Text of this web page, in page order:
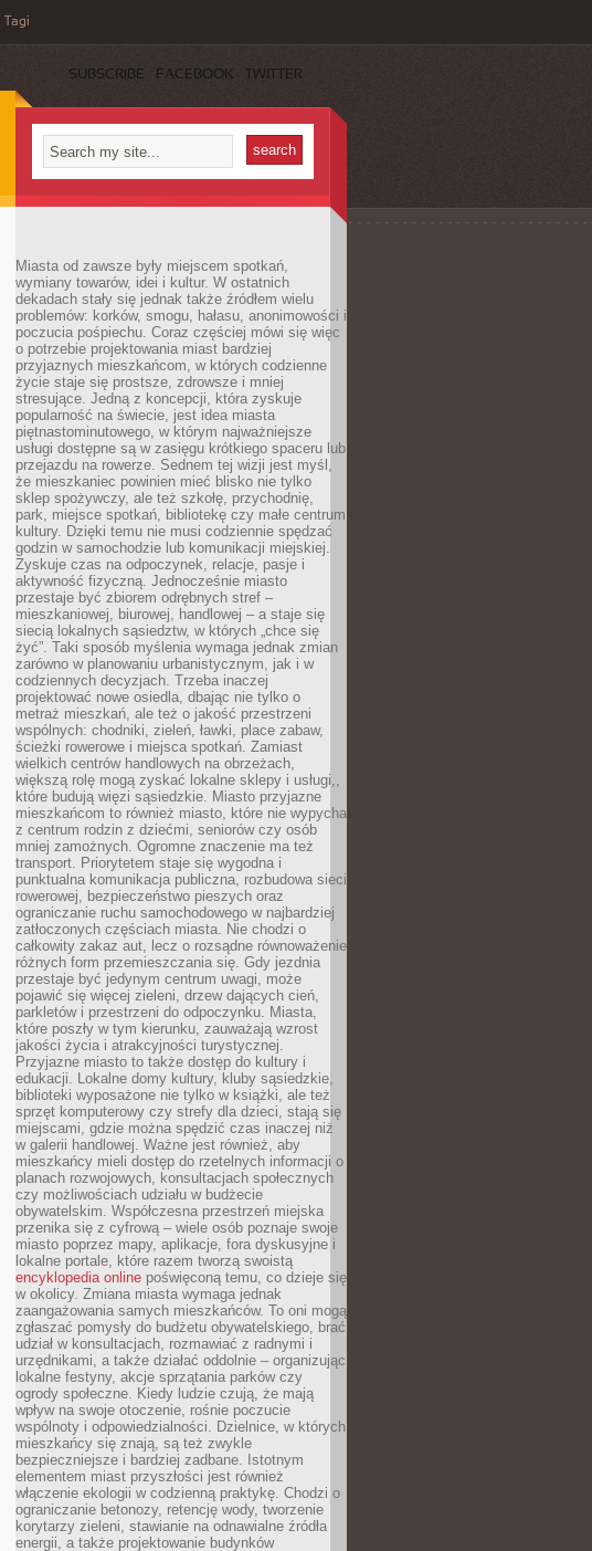
Tagi
SUBSCRIBE FACEBOOK TWITTER
Miasta od zawsze były miejscem spotkań,
wymiany towarów, idei i kultur. W ostatnich
dekadach stały się jednak także źródłem wielu
problemów: korków, smogu, hałasu, anonimowości i
poczucia pośpiechu. Coraz częściej mówi się więc
o potrzebie projektowania miast bardziej
przyjaznych mieszkańcom, w których codzienne
życie staje się prostsze, zdrowsze i mniej
stresujące. Jedną z koncepcji, która zyskuje
popularność na świecie, jest idea miasta
piętnastominutowego, w którym najważniejsze
usługi dostępne są w zasięgu krótkiego spaceru lub
przejazdu na rowerze. Sednem tej wizji jest myśl,
że mieszkaniec powinien mieć blisko nie tylko
sklep spożywczy, ale też szkołę, przychodnię,
park, miejsce spotkań, bibliotekę czy małe centrum
kultury. Dzięki temu nie musi codziennie spędzać
godzin w samochodzie lub komunikacji miejskiej.
Zyskuje czas na odpoczynek, relacje, pasje i
aktywność fizyczną. Jednocześnie miasto
przestaje być zbiorem odrębnych stref –
mieszkaniowej, biurowej, handlowej – a staje się
siecią lokalnych sąsiedztw, w których „chce się
żyć”. Taki sposób myślenia wymaga jednak zmian
zarówno w planowaniu urbanistycznym, jak i w
codziennych decyzjach. Trzeba inaczej
projektować nowe osiedla, dbając nie tylko o
metraż mieszkań, ale też o jakość przestrzeni
wspólnych: chodniki, zieleń, ławki, place zabaw,
ścieżki rowerowe i miejsca spotkań. Zamiast
wielkich centrów handlowych na obrzeżach,
większą rolę mogą zyskać lokalne sklepy i usługi,,
które budują więzi sąsiedzkie. Miasto przyjazne
mieszkańcom to również miasto, które nie wypycha
z centrum rodzin z dziećmi, seniorów czy osób
mniej zamożnych. Ogromne znaczenie ma też
transport. Priorytetem staje się wygodna i
punktualna komunikacja publiczna, rozbudowa sieci
rowerowej, bezpieczeństwo pieszych oraz
ograniczanie ruchu samochodowego w najbardziej
zatłoczonych częściach miasta. Nie chodzi o
całkowity zakaz aut, lecz o rozsądne równoważenie
różnych form przemieszczania się. Gdy jezdnia
przestaje być jedynym centrum uwagi, może
pojawić się więcej zieleni, drzew dających cień,
parkletów i przestrzeni do odpoczynku. Miasta,
które poszły w tym kierunku, zauważają wzrost
jakości życia i atrakcyjności turystycznej.
Przyjazne miasto to także dostęp do kultury i
edukacji. Lokalne domy kultury, kluby sąsiedzkie,
biblioteki wyposażone nie tylko w książki, ale też
sprzęt komputerowy czy strefy dla dzieci, stają się
miejscami, gdzie można spędzić czas inaczej niż
w galerii handlowej. Ważne jest również, aby
mieszkańcy mieli dostęp do rzetelnych informacji o
planach rozwojowych, konsultacjach społecznych
czy możliwościach udziału w budżecie
obywatelskim. Współczesna przestrzeń miejska
przenika się z cyfrową – wiele osób poznaje swoje
miasto poprzez mapy, aplikacje, fora dyskusyjne i
lokalne portale, które razem tworzą swoistą
encyklopedia online poświęconą temu, co dzieje się
w okolicy. Zmiana miasta wymaga jednak
zaangażowania samych mieszkańców. To oni mogą
zgłaszać pomysły do budżetu obywatelskiego, brać
udział w konsultacjach, rozmawiać z radnymi i
urzędnikami, a także działać oddolnie – organizując
lokalne festyny, akcje sprzątania parków czy
ogrody społeczne. Kiedy ludzie czują, że mają
wpływ na swoje otoczenie, rośnie poczucie
wspólnoty i odpowiedzialności. Dzielnice, w których
mieszkańcy się znają, są też zwykle
bezpieczniejsze i bardziej zadbane. Istotnym
elementem miast przyszłości jest również
włączenie ekologii w codzienną praktykę. Chodzi o
ograniczanie betonozy, retencję wody, tworzenie
korytarzy zieleni, stawianie na odnawialne źródła
energii, a także projektowanie budynków